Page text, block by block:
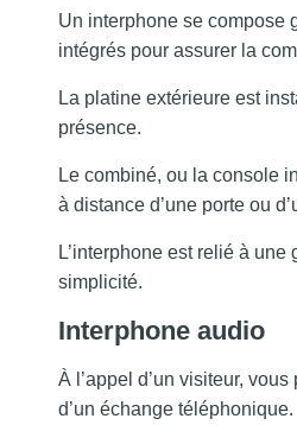
Un interphone se compose
intégrés pour assurer la
La platine extérieure est
présence.
Le combiné, ou la console
à distance d’une porte ou
L’interphone est relié à
simplicité.
Interphone audio
À l’appel d’un visiteur,
d’un échange téléphonique.